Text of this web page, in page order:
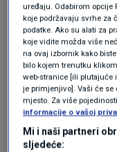
najhrabriji,
priznanje i reći
Milanović.
Govoreći
perspektive, uz
imaju normalne
uređaju. Odabirom opcije
koje podržavaju svrhe za
podatke. Ako su alati za
koje vidite možda više
na ovaj izbornik kako
bilo kojem trenutku
web-stranice [ili plutajuće
je primjenjivo]. Vaši će
mjesto. Za više
informacije o vašoj
Mi i naši partneri
sljedeće: